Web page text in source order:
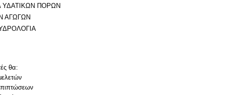
ΥΔΑΤΙΚΩΝ ΠΟΡΩΝ
ΑΓΩΓΩΝ
θα: